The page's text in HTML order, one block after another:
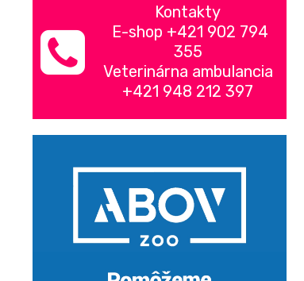
Kontakty
E-shop +421 902 794
355
Veterinárna ambulancia
+421 948 212 397